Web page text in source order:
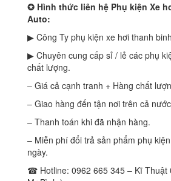
✪ Hình thức liên hệ Phụ kiện Xe
Auto:
▶ Công Ty phụ kiện xe hơi thanh
▶ Chuyên cung cấp sỉ / lẻ các phụ
chất lượng.
– Giá cả cạnh tranh + Hàng chất
– Giao hàng đến tận nơi trên cả
– Thanh toán khi đã nhận hàng.
– Miễn phí đổi trả sản phẩm phụ
ngày.
☎ Hotline: 0962 665 345 – Kĩ Thuật